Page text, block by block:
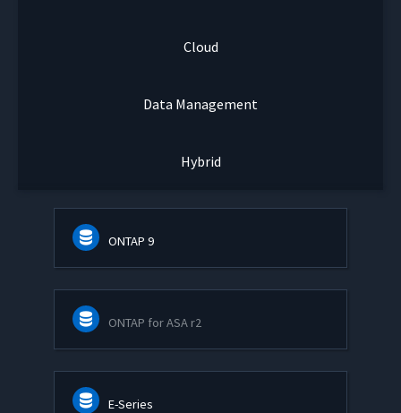
Cloud
Data Management
Hybrid
ONTAP 9
ONTAP for ASA r2
E-Series